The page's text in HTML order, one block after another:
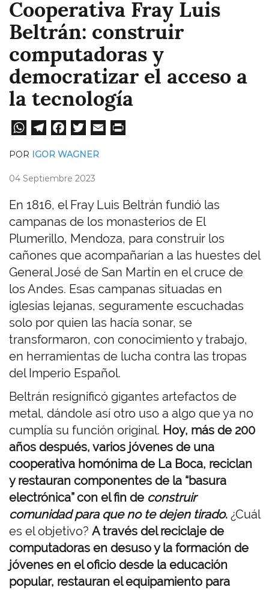
Cooperativa Fray Luis
Beltrán: construir
computadoras y
democratizar el acceso a
la tecnología
W
A
pp
Te
a
m
Fa
ok er
POR IGOR WAGNER
04 Septiembre 2023
En 1816, el Fray Luis Beltrán fundió las
campanas de los monasterios de El
Plumerillo, Mendoza, para construir los
cañones que acompañarían a las huestes del
General José de San Martín en el cruce de
los Andes. Esas campanas situadas en
iglesias lejanas, seguramente escuchadas
solo por quien las hacía sonar, se
transformaron, con conocimiento y trabajo,
en herramientas de lucha contra las tropas
del Imperio Español.
Beltrán resignificó gigantes artefactos de
metal, dándole así otro uso a algo que ya no
cumplía su función original. Hoy, más de 200
años después, varios jóvenes de una
cooperativa homónima de La Boca, reciclan
y restauran componentes de la “basura
electrónica” con el fin de construir
comunidad para que no te dejen tirado. ¿Cuál
es el objetivo? A través del reciclaje de
computadoras en desuso y la formación de
jóvenes en el oficio desde la educación
popular, restauran el equipamiento para